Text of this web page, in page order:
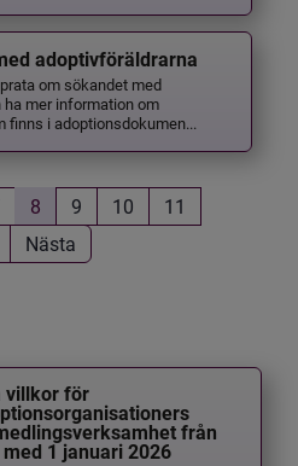
adoptivföräldrarna
om sökandet med
mer information om
finns i adoptionsdokumen...
8 9 10
11
Nästa
villkor för
från
med 1 januari 2026